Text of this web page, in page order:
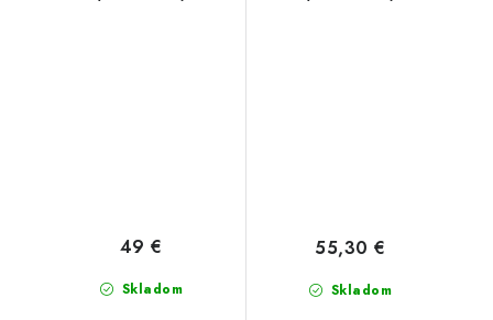
Skladom
49 €
Skladom
55,30 €